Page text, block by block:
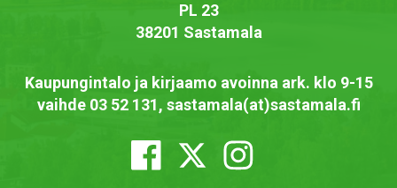
PL 23
38201 Sastamala
Kaupungintalo ja kirjaamo avoinna ark. klo 9-15
vaihde 03 52 131, sastamala(at)sastamala.fi